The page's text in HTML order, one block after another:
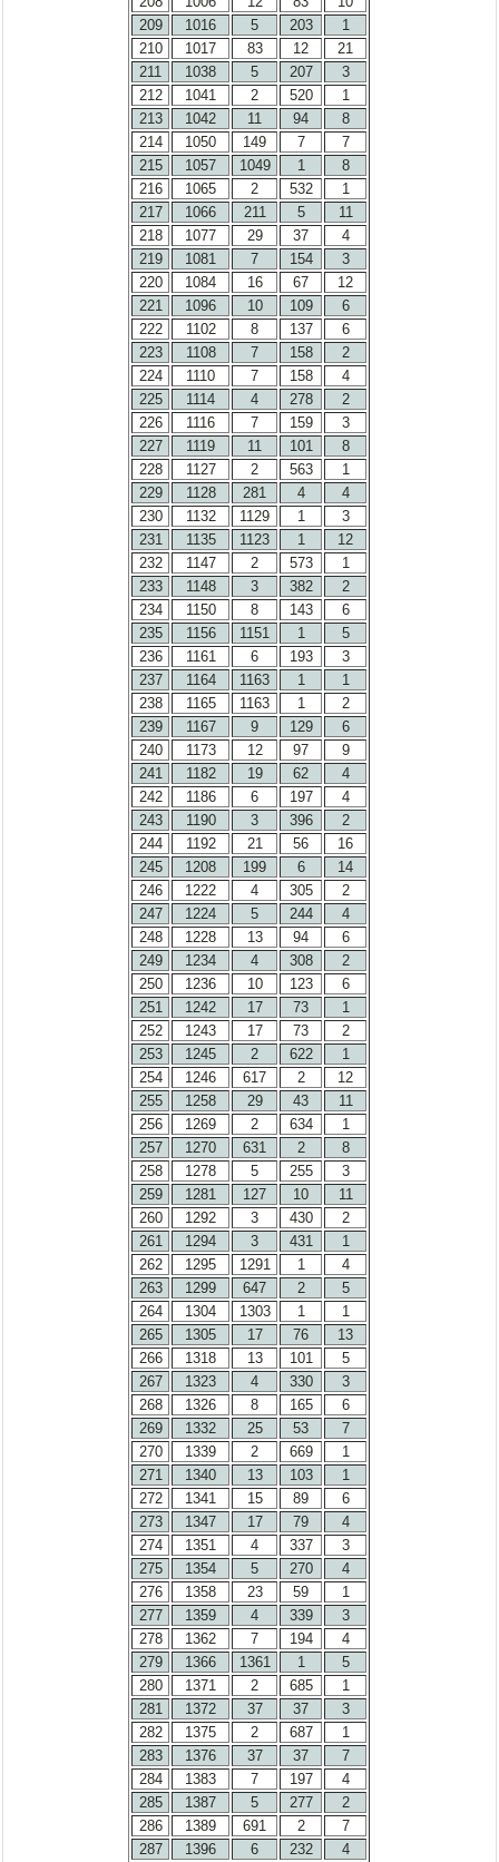
209
1016 5 203
1
210
1017 83 12
21
211
1038 5 207
3
212
1041 2 520
1
213
1042 11 94
8
214
1050 149 7
7
215
1057 1049 1
8
216
1065 2 532
1
217
1066 211 5
11
218
1077 29 37
4
219
1081 7 154
3
220
1084 16 67
12
221
1096 10 109
6
222
1102 8 137
6
223
1108 7 158
2
224
1110 7 158
4
225
1114 4 278
2
226
1116 7 159
3
227
1119 11 101
8
228
1127 2 563
1
229
1128 281 4
4
230
1132 1129 1
3
231
1135 1123 1
12
232
1147 2 573
1
233
1148 3 382
2
234
1150 8 143
6
235
1156 1151 1
5
236
1161 6 193
3
237
1164 1163 1
1
238
1165 1163 1
2
239
1167 9 129
6
240
1173 12 97
9
241
1182 19 62
4
242
1186 6 197
4
243
1190 3 396
2
244
1192 21 56
16
245
1208 199 6
14
246
1222 4 305
2
247
1224 5 244
4
248
1228 13 94
6
249
1234 4 308
2
250
1236 10 123
6
251
1242 17 73
1
252
1243 17 73
2
253
1245 2 622
1
254
1246 617 2
12
255
1258 29 43
11
256
1269 2 634
1
257
1270 631 2
8
258
1278 5 255
3
259
1281 127 10
11
260
1292 3 430
2
261
1294 3 431
1
262
1295 1291 1
4
263
1299 647 2
5
264
1304 1303 1
1
265
1305 17 76
13
266
1318 13 101
5
267
1323 4 330
3
268
1326 8 165
6
269
1332 25 53
7
270
1339 2 669
1
271
1340 13 103
1
272
1341 15 89
6
273
1347 17 79
4
274
1351 4 337
3
275
1354 5 270
4
276
1358 23 59
1
277
1359 4 339
3
278
1362 7 194
4
279
1366 1361 1
5
280
1371 2 685
1
281
1372 37 37
3
282
1375 2 687
1
283
1376 37 37
7
284
1383 7 197
4
285
1387 5 277
2
286
1389 691 2
7
287
1396 6 232
4